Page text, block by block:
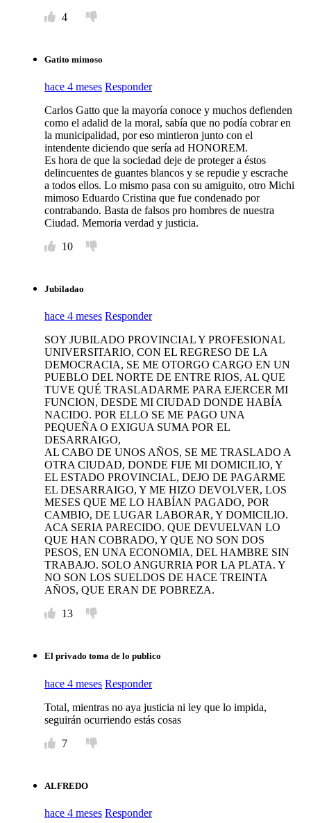
4
Gatito mimoso
hace 4 meses Responder
Carlos Gatto que la mayoría conoce y muchos defienden
como el adalid de la moral, sabía que no podía cobrar en
la municipalidad, por eso mintieron junto con el
intendente diciendo que sería ad HONOREM.
Es hora de que la sociedad deje de proteger a éstos
delincuentes de guantes blancos y se repudie y escrache
a todos ellos. Lo mismo pasa con su amiguito, otro Michi
mimoso Eduardo Cristina que fue condenado por
contrabando. Basta de falsos pro hombres de nuestra
Ciudad. Memoria verdad y justicia.
10
Jubiladao
hace 4 meses Responder
SOY JUBILADO PROVINCIAL Y PROFESIONAL
UNIVERSITARIO, CON EL REGRESO DE LA
DEMOCRACIA, SE ME OTORGO CARGO EN UN
PUEBLO DEL NORTE DE ENTRE RIOS, AL QUE
TUVE QUÉ TRASLADARME PARA EJERCER MI
FUNCION, DESDE MI CIUDAD DONDE HABÍA
NACIDO. POR ELLO SE ME PAGO UNA
PEQUEÑA O EXIGUA SUMA POR EL
DESARRAIGO,
AL CABO DE UNOS AÑOS, SE ME TRASLADO A
OTRA CIUDAD, DONDE FIJE MI DOMICILIO, Y
EL ESTADO PROVINCIAL, DEJO DE PAGARME
EL DESARRAIGO, Y ME HIZO DEVOLVER, LOS
MESES QUE ME LO HABÍAN PAGADO, POR
CAMBIO, DE LUGAR LABORAR, Y DOMICILIO.
ACA SERIA PARECIDO. QUE DEVUELVAN LO
QUE HAN COBRADO, Y QUE NO SON DOS
PESOS, EN UNA ECONOMIA, DEL HAMBRE SIN
TRABAJO. SOLO ANGURRIA POR LA PLATA. Y
NO SON LOS SUELDOS DE HACE TREINTA
AÑOS, QUE ERAN DE POBREZA.
13
El privado toma de lo publico
hace 4 meses Responder
Total, mientras no aya justicia ni ley que lo impida,
seguirán ocurriendo estás cosas
7
ALFREDO
hace 4 meses Responder